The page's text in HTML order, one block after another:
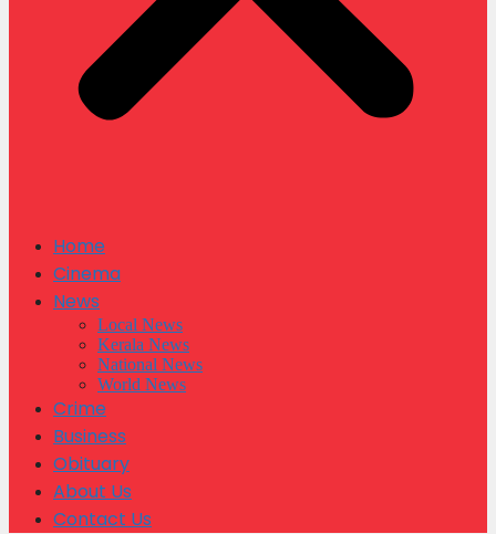
Home
Cinema
News
Local News
Kerala News
National News
World News
Crime
Business
Obituary
About Us
Contact Us